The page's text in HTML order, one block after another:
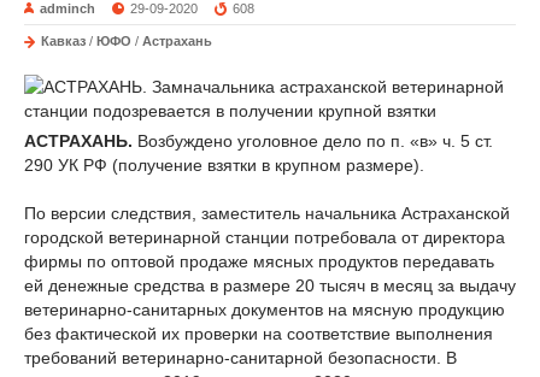
adminch 29-09-2020 608
Кавказ / ЮФО / Астрахань
АСТРАХАНЬ. Возбуждено уголовное дело по п. «в» ч. 5 ст.
290 УК РФ (получение взятки в крупном размере).
По версии следствия, заместитель начальника Астраханской
городской ветеринарной станции потребовала от директора
фирмы по оптовой продаже мясных продуктов передавать
ей денежные средства в размере 20 тысяч в месяц за выдачу
ветеринарно-санитарных документов на мясную продукцию
без фактической их проверки на соответствие выполнения
требований ветеринарно-санитарной безопасности. В